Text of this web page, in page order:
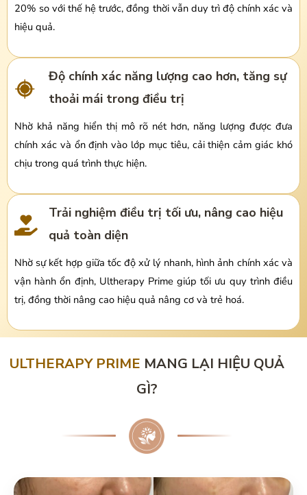
20% so với thế hệ trước, đồng thời vẫn duy trì độ chính xác và
hiệu quả.
Độ chính xác năng lượng cao hơn, tăng sự
thoải mái trong điều trị
Nhờ khả năng hiển thị mô rõ nét hơn, năng lượng được đưa
chính xác và ổn định vào lớp mục tiêu, cải thiện cảm giác khó
chịu trong quá trình thực hiện.
Trải nghiệm điều trị tối ưu, nâng cao hiệu
quả toàn diện
Nhờ sự kết hợp giữa tốc độ xử lý nhanh, hình ảnh chính xác và
vận hành ổn định, Ultherapy Prime giúp tối ưu quy trình điều
trị, đồng thời nâng cao hiệu quả nâng cơ và trẻ hoá.
ULTHERAPY PRIME MANG LẠI HIỆU QUẢ
GÌ?